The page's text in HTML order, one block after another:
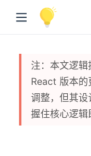
注：本文逻辑
React 版本的
调整，但其
握住核心逻辑